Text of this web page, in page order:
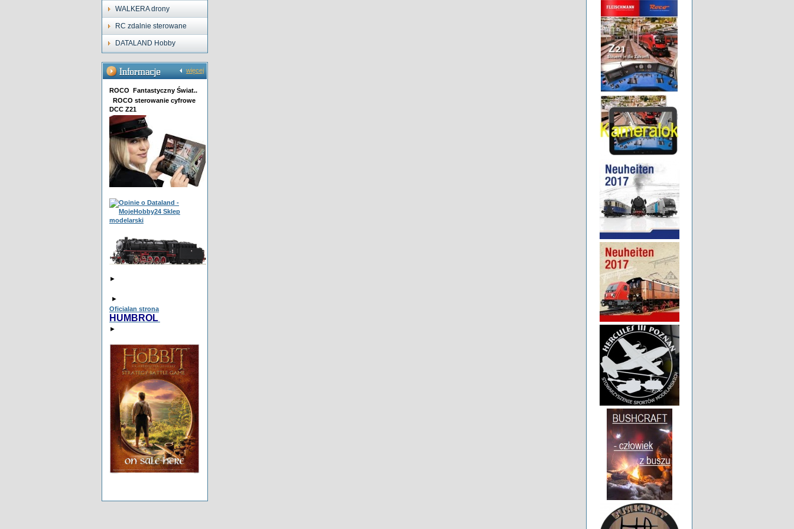
WALKERA drony
RC zdalnie sterowane
DATALAND Hobby
więcej
ROCO Fantastyczny Świat..
ROCO sterowanie cyfrowe
DCC Z21
►
►
Oficialan strona
HUMBROL
►